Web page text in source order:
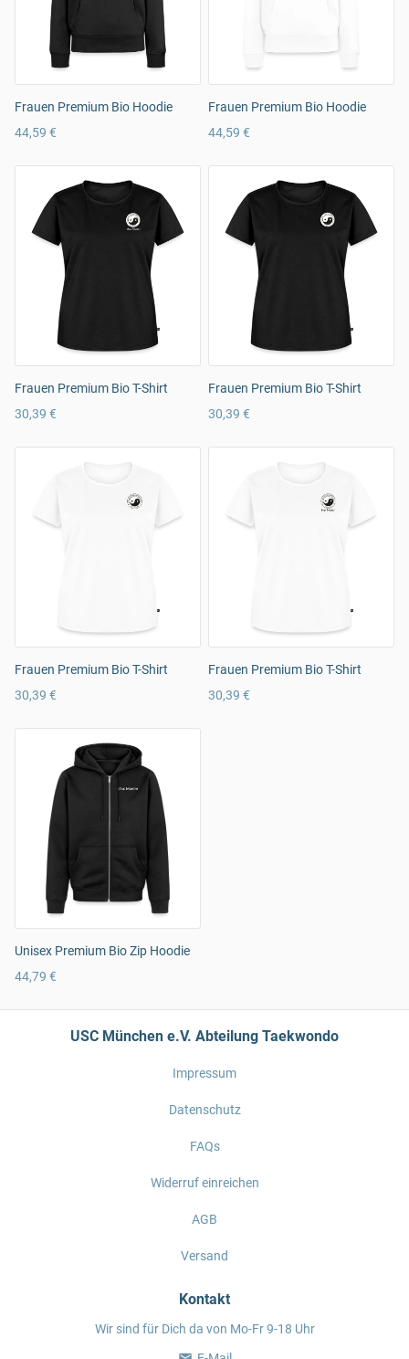
Frauen Premium Bio Hoodie
44,59 €
Frauen Premium Bio Hoodie
44,59 €
Frauen Premium Bio T-Shirt
30,39 €
Frauen Premium Bio T-Shirt
30,39 €
Frauen Premium Bio T-Shirt
30,39 €
Frauen Premium Bio T-Shirt
30,39 €
Unisex Premium Bio Zip Hoodie
44,79 €
USC München e.V. Abteilung Taekwondo
Impressum
Datenschutz
FAQs
Widerruf einreichen
AGB
Versand
Kontakt
Wir sind für Dich da von Mo-Fr 9-18 Uhr